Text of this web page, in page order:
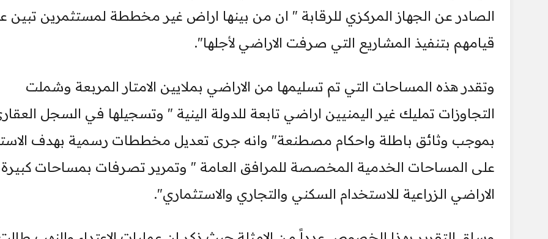
الصادر عن الجهاز المركزي للرقابة " ان من بينها اراض غير مخططة لمستثمرين تبين
قيامهم بتنفيذ المشاريع التي صرفت الاراضي لأجلها".
وتقدر هذه المساحات التي تم تسليمها من الاراضي بملايين الامتار المربعة وشملت
التجاوزات تمليك غير اليمنيين اراضي تابعة للدولة الينية " وتسجيلها في السجل
بموجب وثائق باطلة واحكام مصطنعة" وانه جرى تعديل مخططات رسمية بهدف
على المساحات الخدمية المخصصة للمرافق العامة " وتمرير تصرفات بمساحات
الاراضي الزراعية للاستخدام السكني والتجاري والاستثماري".